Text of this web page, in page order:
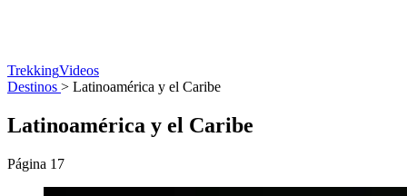
TrekkingVideos
Destinos > Latinoamérica y el Caribe
Latinoamérica y el Caribe
Página 17